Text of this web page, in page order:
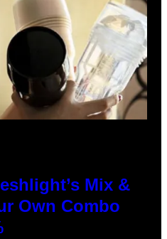
Mix &
Own Combo